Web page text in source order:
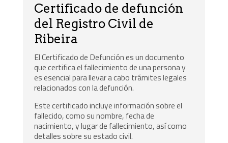
Certificado de defunción
del Registro Civil de
Ribeira
El Certificado de Defunción es un documento
que certifica el fallecimiento de una persona y
es esencial para llevar a cabo trámites legales
relacionados con la defunción.
Este certificado incluye información sobre el
fallecido, como su nombre, fecha de
nacimiento, y lugar de fallecimiento, así como
detalles sobre su estado civil.